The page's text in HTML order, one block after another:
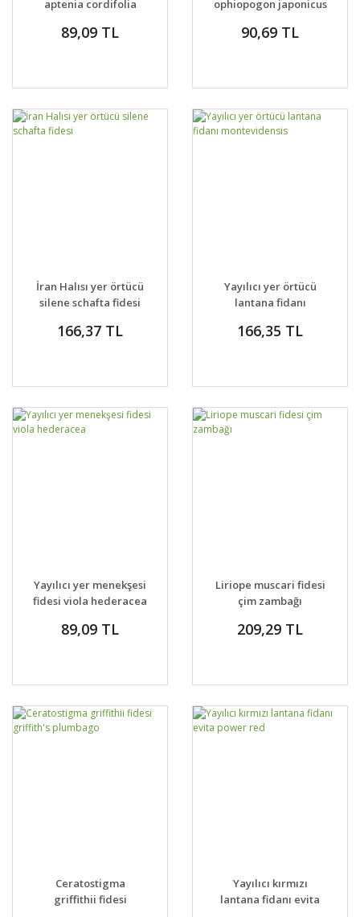
aptenia cordifolia
aptenia haekeliana
89,09 TL
ophiopogon japonicus
90,69 TL
İran Halısı yer örtücü
silene schafta fidesi
166,37 TL
Yayılıcı yer örtücü
lantana fidanı
166,35 TL
Yayılıcı yer menekşesi
fidesi viola hederacea
89,09 TL
Liriope muscari fidesi
çim zambağı
209,29 TL
Ceratostigma
griffithii fidesi
Yayılıcı kırmızı
lantana fidanı evita